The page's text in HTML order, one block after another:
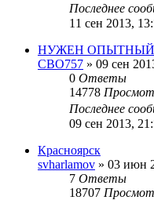
Последнее
11 сен 2013,
НУЖЕН ОПЫТНЫЙ
CBO757 » 09 сен
0 Ответы
14778
Последнее
09 сен 2013,
Красноярск
svharlamov » 03 июн
7 Ответы
18707